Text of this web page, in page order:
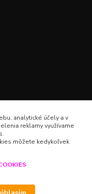
analytické účely a v
reklamy využívame
môžete kedykoľvek